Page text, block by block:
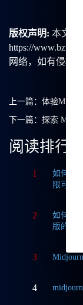
版权声明: 本文由
https://
网络，如有侵权
上一篇： 体验
下一篇： 探索
阅读排行
1
如何获
限可能
2
如何轻
版的无
3
4